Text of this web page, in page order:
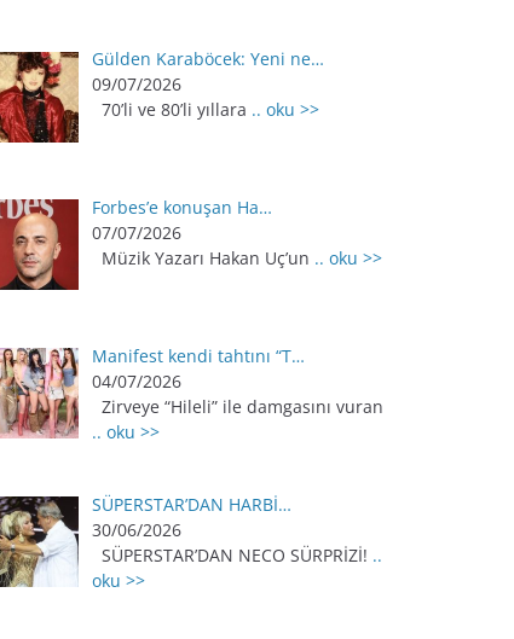
Gülden Karaböcek: Yeni ne…
09/07/2026
70’li ve 80’li yıllara .. oku >>
Forbes’e konuşan Ha…
07/07/2026
Müzik Yazarı Hakan Uç’un .. oku >>
Manifest kendi tahtını “T…
04/07/2026
Zirveye “Hileli” ile damgasını vuran
.. oku >>
SÜPERSTAR’DAN HARBİ…
30/06/2026
SÜPERSTAR’DAN NECO SÜRPRİZİ! ..
oku >>